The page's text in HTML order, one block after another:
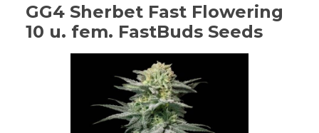
GG4 Sherbet Fast Flowering
10 u. fem. FastBuds Seeds